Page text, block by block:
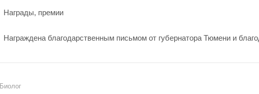
Награды, премии
Награждена благодарственным письмом от губернатора Тюмени и
Биолог